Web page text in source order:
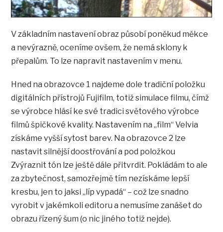
V základním nastavení obraz působí poněkud měkce
a nevýrazně, oceníme ovšem, že nemá sklony k
přepalům. To lze napravit nastavením v menu.
Hned na obrazovce 1 najdeme dole tradiční položku
digitálních přístrojů Fujifilm, totiž simulace filmu, čímž
se výrobce hlásí ke své tradici světového výrobce
filmů špičkové kvality. Nastavením na „film“ Velvia
získáme vyšší sytost barev. Na obrazovce 2 lze
nastavit silnější doostřování a pod položkou
Zvýraznit tón lze ještě dále přitvrdit. Pokládám to ale
za zbytečnost, samozřejmě tím nezískáme lepší
kresbu, jen to jaksi „líp vypadá“ – což lze snadno
vyrobit v jakémkoli editoru a nemusíme zanášet do
obrazu řízený šum (o nic jiného totiž nejde).